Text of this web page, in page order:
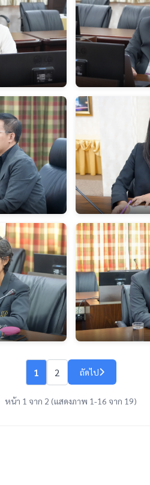
1 2 ถัดไป
หน้า 1 จาก 2 (แสดงภาพ 1-16 จาก 19)